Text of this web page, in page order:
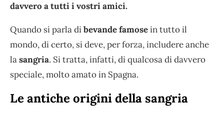
davvero a tutti i vostri amici.
Quando si parla dibevande famosein tutto il
mondo, di certo, si deve, per forza, includere anche
lasangria. Si tratta, infatti, di qualcosa di davvero
speciale, molto amato in Spagna.
Le antiche origini della sangria